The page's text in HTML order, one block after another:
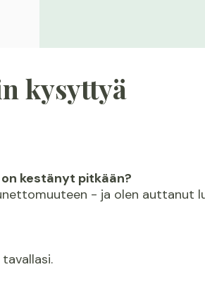
kysyttyä
kestänyt pitkään?
- ja olen auttanut